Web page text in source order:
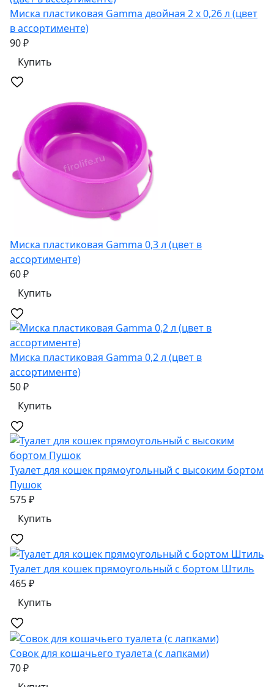
Миска пластиковая Gamma двойная 2 х 0,26 л (цвет
в ассортименте)
90 ₽
Купить
Миска пластиковая Gamma 0,3 л (цвет в
ассортименте)
60 ₽
Купить
Миска пластиковая Gamma 0,2 л (цвет в
ассортименте)
50 ₽
Купить
Туалет для кошек прямоугольный с высоким бортом
Пушок
575 ₽
Купить
Туалет для кошек прямоугольный с бортом Штиль
465 ₽
Купить
Совок для кошачьего туалета (с лапками)
70 ₽